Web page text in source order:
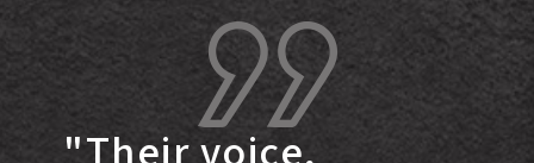
"Their voice,